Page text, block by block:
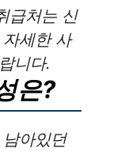
급처는 신
세한 사
니다.
은?
아있던